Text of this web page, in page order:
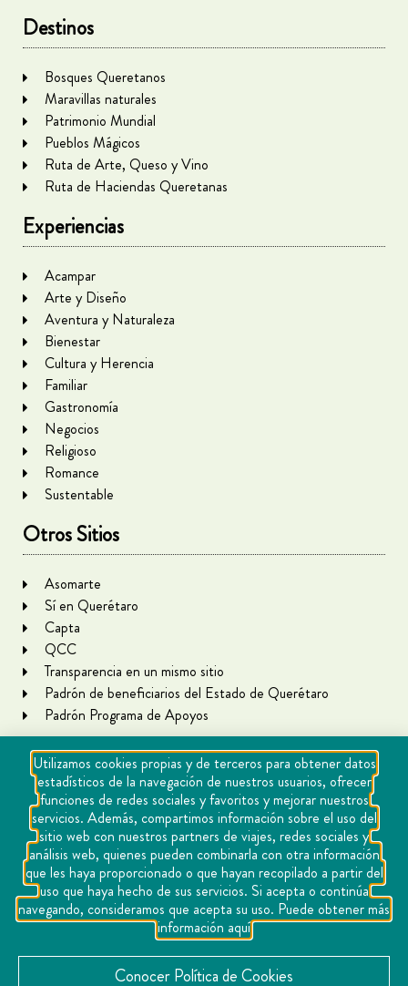
Destinos
Bosques Queretanos
Maravillas naturales
Patrimonio Mundial
Pueblos Mágicos
Ruta de Arte, Queso y Vino
Ruta de Haciendas Queretanas
Experiencias
Acampar
Arte y Diseño
Aventura y Naturaleza
Bienestar
Cultura y Herencia
Familiar
Gastronomía
Negocios
Religioso
Romance
Sustentable
Otros Sitios
Asomarte
Sí en Querétaro
Capta
QCC
Transparencia en un mismo sitio
Padrón de beneficiarios del Estado de Querétaro
Padrón Programa de Apoyos
Copyright Querétaro Travel 2021 | v 1.1
Cookies
Aviso de privacidad
Directorio
Utilizamos cookies propias y de terceros para obtener datos
estadísticos de la navegación de nuestros usuarios, ofrecer
funciones de redes sociales y favoritos y mejorar nuestros
servicios. Además, compartimos información sobre el uso del
sitio web con nuestros partners de viajes, redes sociales y
análisis web, quienes pueden combinarla con otra información
que les haya proporcionado o que hayan recopilado a partir del
uso que haya hecho de sus servicios. Si acepta o continúa
navegando, consideramos que acepta su uso. Puede obtener más
información aquí
Conocer Política de Cookies